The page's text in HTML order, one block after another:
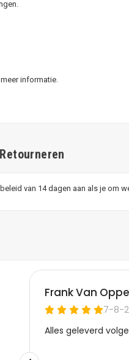
informatie.
van 14 dagen aan als je om